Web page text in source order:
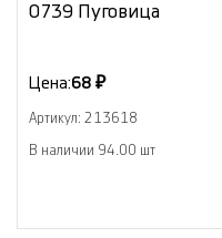
0739 Пуговица
Цена:68 ₽
Артикул: 213618
В наличии 94.00 шт